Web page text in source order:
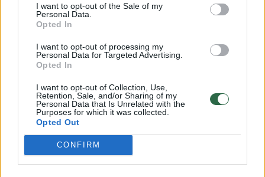
I want to opt-out of the Sale of my
Personal Data.
Opted In
I want to opt-out of processing my
Personal Data for Targeted Advertising.
Opted In
I want to opt-out of Collection, Use,
Retention, Sale, and/or Sharing of my
Personal Data that Is Unrelated with the
Purposes for which it was collected.
Opted Out
CONFIRM
įregistruotas Stanislovas Tomas.
Šeštadienį portaluilrytas.ltatsiųstame laiške
S.Tomas pateikė savo versiją.
„Esu partijos vadovas, adovauju iš Austrijos,
kur paprašiau politinio prieglobsčio“, –
V.Šustausko teiginius paneigė S.Tomas.